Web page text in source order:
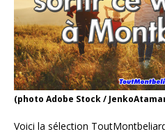
(photo Adobe Stock /
Voici la sélection